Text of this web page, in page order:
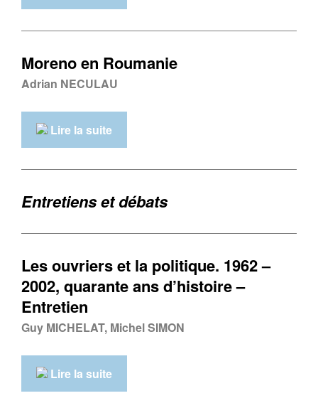
Moreno en Roumanie
Adrian NECULAU
Lire la suite
Entretiens et débats
Les ouvriers et la politique. 1962 –
2002, quarante ans d’histoire –
Entretien
Guy MICHELAT, Michel SIMON
Lire la suite